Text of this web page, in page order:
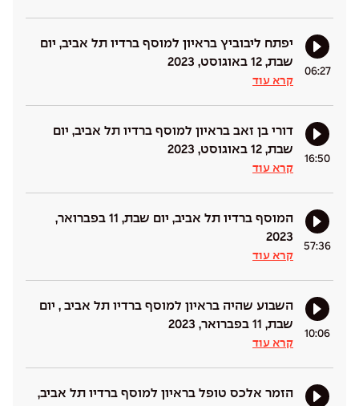
06:27
יפתח ליבוביץ בראיון למוסף ברדיו תל אביב, יום
שבת, 12 באוגוסט, 2023
קרא עוד
16:50
דורי בן זאב בראיון למוסף ברדיו תל אביב, יום
שבת, 12 באוגוסט, 2023
קרא עוד
57:36
המוסף ברדיו תל אביב, יום שבת, 11 בפברואר,
2023
קרא עוד
10:06
השבוע שהיה בראיון למוסף ברדיו תל אביב , יום
שבת, 11 בפברואר, 2023
קרא עוד
הזמר אלכס טופל בראיון למוסף ברדיו תל אביב,